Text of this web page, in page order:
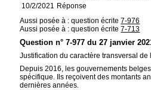
10/2/2021 Réponse
Aussi posée à : question écrite7-976
Aussi posée à : question écrite7-713
Question n° 7-977 du 27 janvier
Justification du caractère transversal
Depuis 2016, les gouvernements
spécifique. Ils reçoivent des montants
dernières années.